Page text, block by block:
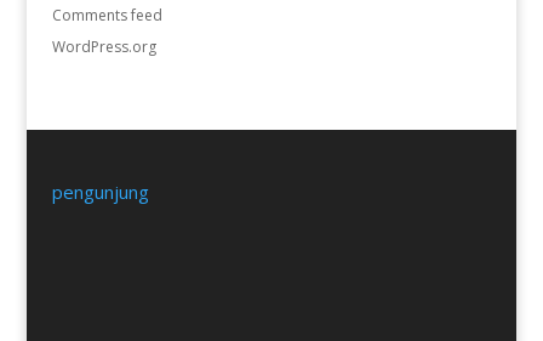
Comments feed
WordPress.org
pengunjung